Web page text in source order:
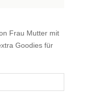
Frau Mutter mit
Goodies für